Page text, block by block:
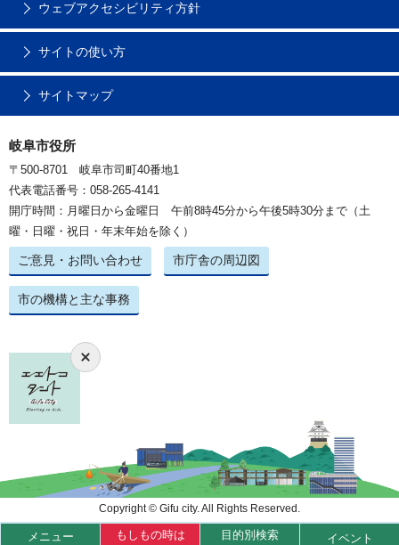
メニュー もしもの時は 目的別検索 イベント
ウェブアクセシビリティ方針
サイトの使い方
サイトマップ
岐阜市役所
〒500-8701 岐阜市司町40番地1
代表電話番号：058-265-4141
開庁時間：月曜日から金曜日 午前8時45分から午後5時30分まで（土
曜・日曜・祝日・年末年始を除く）
ご意見・お問い合わせ 市庁舎の周辺図
市の機構と主な事務
Copyright © Gifu city. All Rights Reserved.